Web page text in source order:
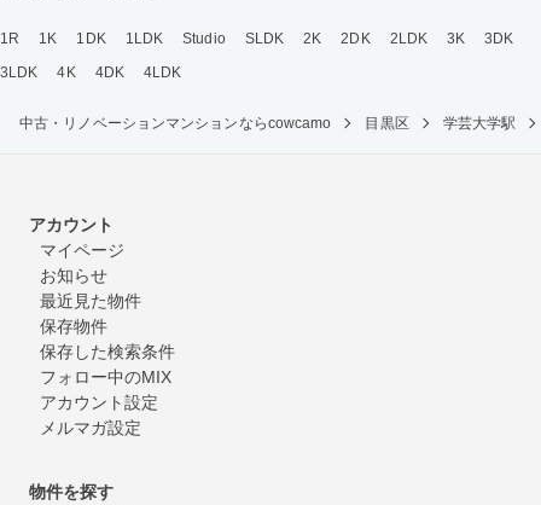
1R 1K 1DK 1LDK Studio SLDK 2K 2DK 2LDK 3K
3DK
3LDK
4K 4DK 4LDK
中古・リノベーションマンションならcowcamo 目黒区 学芸大学駅
アカウント
マイページ
お知らせ
最近見た物件
保存物件
保存した検索条件
フォロー中のMIX
アカウント設定
メルマガ設定
物件を探す